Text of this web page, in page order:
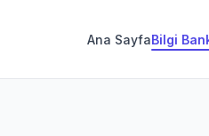
Ana SayfaBilgi